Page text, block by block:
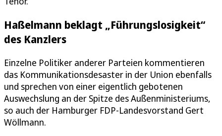
Haßelmann beklagt „Führungslosigkeit“
des Kanzlers
Einzelne Politiker anderer Parteien kommentieren
das Kommunikationsdesaster in der Union ebenfalls
und sprechen von einer eigentlich gebotenen
Auswechslung an der Spitze des Außenministeriums,
so auch der Hamburger FDP-Landesvorstand Gert
Wöllmann.